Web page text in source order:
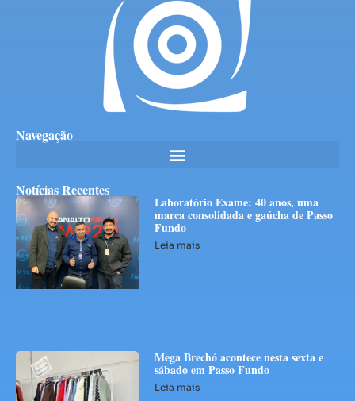
Navegação
Notícias Recentes
Laboratório Exame: 40 anos, uma
marca consolidada e gaúcha de Passo
Fundo
Leia mais
Mega Brechó acontece nesta sexta e
sábado em Passo Fundo
Leia mais